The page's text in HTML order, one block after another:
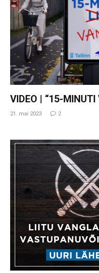
VIDEO | “15-MINUTI
21. mai 2023 2